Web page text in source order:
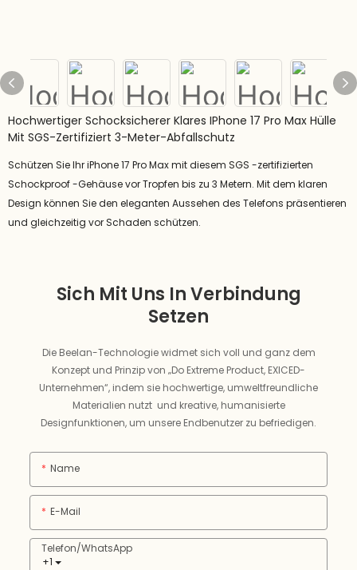
Hochwertiger Schocksicherer Klares IPhone 17 Pro Max Hülle
Mit SGS-Zertifiziert 3-Meter-Abfallschutz
Schützen Sie Ihr iPhone 17 Pro Max mit diesem SGS -zertifizierten
Schockproof -Gehäuse vor Tropfen bis zu 3 Metern. Mit dem klaren
Design können Sie den eleganten Aussehen des Telefons präsentieren
und gleichzeitig vor Schaden schützen.
Sich Mit Uns In Verbindung
Setzen
Die Beelan-Technologie widmet sich voll und ganz dem
Konzept und Prinzip von „Do Extreme Product, EXICED-
Unternehmen“, indem sie hochwertige, umweltfreundliche
Materialien nutzt und kreative, humanisierte
Designfunktionen, um unsere Endbenutzer zu befriedigen.
Name
E-Mail
+1
Telefon/WhatsApp